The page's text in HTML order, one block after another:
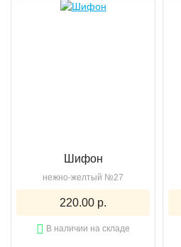
Шифон
нежно-желтый №27
220.00 р.
В наличии на складе